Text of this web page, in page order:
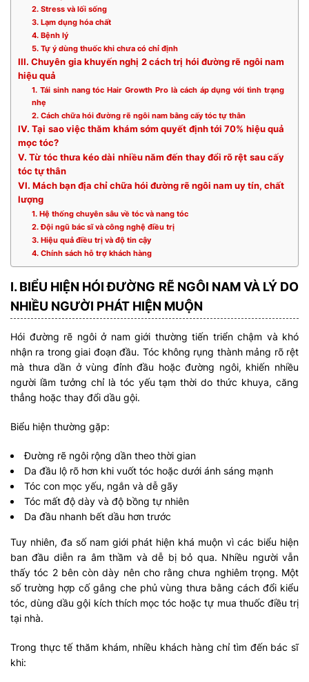
2. Stress và lối sống
3. Lạm dụng hóa chất
4. Bệnh lý
5. Tự ý dùng thuốc khi chưa có chỉ định
III. Chuyên gia khuyến nghị 2 cách trị hói đường rẽ ngôi nam
hiệu quả
1. Tái sinh nang tóc Hair Growth Pro là cách áp dụng với tình trạng
nhẹ
2. Cách chữa hói đường rẽ ngôi nam bằng cấy tóc tự thân
IV. Tại sao việc thăm khám sớm quyết định tới 70% hiệu quả
mọc tóc?
V. Từ tóc thưa kéo dài nhiều năm đến thay đổi rõ rệt sau cấy
tóc tự thân
VI. Mách bạn địa chỉ chữa hói đường rẽ ngôi nam uy tín, chất
lượng
1. Hệ thống chuyên sâu về tóc và nang tóc
2. Đội ngũ bác sĩ và công nghệ điều trị
3. Hiệu quả điều trị và độ tin cậy
4. Chính sách hỗ trợ khách hàng
I. BIỂU HIỆN HÓI ĐƯỜNG RẼ NGÔI NAM VÀ LÝ DO
NHIỀU NGƯỜI PHÁT HIỆN MUỘN
Hói đường rẽ ngôi ở nam giới thường tiến triển chậm và khó
nhận ra trong giai đoạn đầu. Tóc không rụng thành mảng rõ rệt
mà thưa dần ở vùng đỉnh đầu hoặc đường ngôi, khiến nhiều
người lầm tưởng chỉ là tóc yếu tạm thời do thức khuya, căng
thẳng hoặc thay đổi dầu gội.
Biểu hiện thường gặp:
Đường rẽ ngôi rộng dần theo thời gian
Da đầu lộ rõ hơn khi vuốt tóc hoặc dưới ánh sáng mạnh
Tóc con mọc yếu, ngắn và dễ gãy
Tóc mất độ dày và độ bồng tự nhiên
Da đầu nhanh bết dầu hơn trước
Tuy nhiên, đa số nam giới phát hiện khá muộn vì các biểu hiện
ban đầu diễn ra âm thầm và dễ bị bỏ qua. Nhiều người vẫn
thấy tóc 2 bên còn dày nên cho rằng chưa nghiêm trọng. Một
số trường hợp cố gắng che phủ vùng thưa bằng cách đổi kiểu
tóc, dùng dầu gội kích thích mọc tóc hoặc tự mua thuốc điều trị
tại nhà.
Trong thực tế thăm khám, nhiều khách hàng chỉ tìm đến bác sĩ
khi: